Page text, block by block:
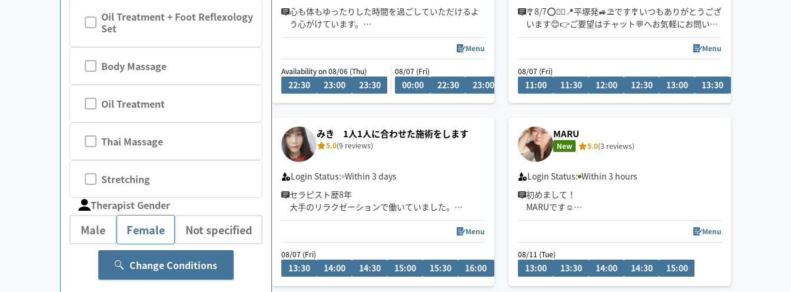
Oil Treatment + Foot Reflexology
Set
Body Massage
Oil Treatment
Thai Massage
Stretching
Therapist Gender
Male Female Not specified
Change Conditions
心も体もゆったりした時間を過ごしていただけるよ
う心がけています。
※タイミングにより携帯を確認できない事がござい
ますので、事前にメッセージでお問い合わせ頂ける
と助かります。
※移動時間の関係で、小田原方面・静岡市方面は120
分コース〜・横浜駅周辺は150分コース〜のご案内に
お気軽にご相談下さい^_^
Menu
Availability on 08/06 (Thu)
22:30 23:00 23:30
08/07 (Fri)
00:00 22:30 23:00 23:30
08/08 (Sat)
00:00 00:30 22:30 23:00 23:30
🎐8/7⭕️🙆‍♀️📍平塚発🚙⛱️です🎐いつもありがとうござ
います😊👉ご要望はチャット💬へお気軽にお問い合
わせ下さい😌
⚠️駐車場🅿️の有無をご連絡いただけますと助かりま
す🙇‍♀️
Menu
08/07 (Fri)
11:00 11:30 12:00 12:30 13:00 13:30
みき 1人1人に合わせた施術をします
5.0(9 reviews)
Login Status: Within 3 days
セラピスト歴8年
大手のリラクゼーションで働いていました。
フェイシャルやエステの経験もあります。
足ツボが得意で、痛気持ちいい力加減で丁寧にツボ
を刺激していきます！
Menu
08/07 (Fri)
13:30 14:00 14:30 15:00 15:30 16:00 17:00
MARU
New 5.0(3 reviews)
Login Status: Within 3 hours
初めまして！
MARUです☺️
ご移動にお時間を頂く可能性が高いので、2時間前に
Menu
08/11 (Tue)
13:00 13:30 14:00 14:30 15:00